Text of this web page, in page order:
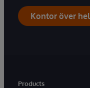
Kontor över
Products